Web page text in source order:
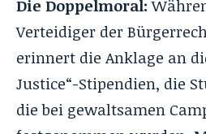
Die Doppelmoral:
Verteidiger der
erinnert die Anklage an
Justice“-Stipendien, die
die bei gewaltsamen